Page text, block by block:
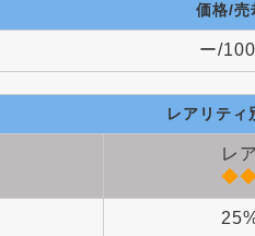
価格/売
ー/
レアリティ
レア